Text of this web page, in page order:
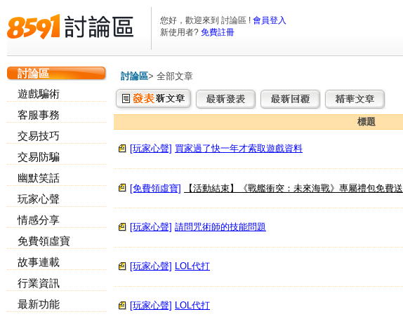
您好，歡迎來到 討論區 ! 會員登入
新使用者? 免費註冊
討論區
遊戲騙術
客服事務
交易技巧
交易防騙
幽默笑話
玩家心聲
情感分享
免費領虛寶
故事連載
行業資訊
最新功能
討論區> 全部文章
標題
[玩家心聲] 買家過了快一年才索取遊戲資料
[免費領虛寶] 【活動結束】《戰艦衝突：未來海戰》專屬禮包免費送
[玩家心聲] 請問咒術師的技能問題
[玩家心聲] LOL代打
[玩家心聲] LOL代打